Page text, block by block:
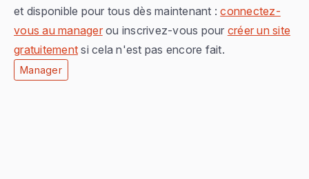
et disponible pour tous dès maintenant :connectez-
vous au managerou inscrivez-vous pour créer un site
gratuitement si cela n'est pas encore fait.
Manager